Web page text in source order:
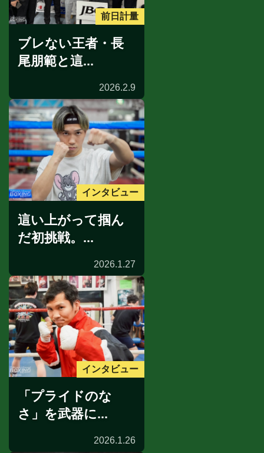
前日計量
ブレない王者・長
尾朋範と這...
2026.2.9
インタビュー
這い上がって掴ん
だ初挑戦。...
2026.1.27
インタビュー
「プライドのな
さ」を武器に...
2026.1.26